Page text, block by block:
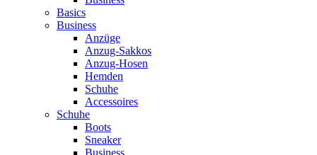
Basics
Business
Anzüge
Anzug-Sakkos
Anzug-Hosen
Hemden
Schuhe
Accessoires
Schuhe
Boots
Sneaker
Business